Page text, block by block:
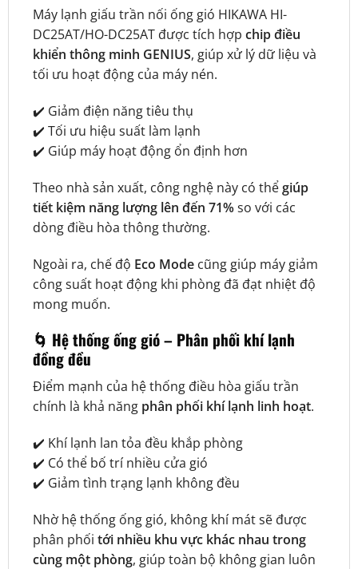
Máy lạnh giấu trần nối ống gió HIKAWA HI-
DC25AT/HO-DC25AT được tích hợp chip điều
khiển thông minh GENIUS, giúp xử lý dữ liệu và
tối ưu hoạt động của máy nén.
✔️ Giảm điện năng tiêu thụ
✔️ Tối ưu hiệu suất làm lạnh
✔️ Giúp máy hoạt động ổn định hơn
Theo nhà sản xuất, công nghệ này có thểgiúp
tiết kiệm năng lượng lên đến 71%so với các
dòng điều hòa thông thường.
Ngoài ra, chế độ Eco Modecũng giúp máy giảm
công suất hoạt động khi phòng đã đạt nhiệt độ
mong muốn.
🌀 Hệ thống ống gió – Phân phối khí lạnh
đồng đều
Điểm mạnh của hệ thống điều hòa giấu trần
chính là khả năng phân phối khí lạnh linh hoạt.
✔️ Khí lạnh lan tỏa đều khắp phòng
✔️ Có thể bố trí nhiều cửa gió
✔️ Giảm tình trạng lạnh không đều
Nhờ hệ thống ống gió, không khí mát sẽ được
phân phối tới nhiều khu vực khác nhau trong
cùng một phòng, giúp toàn bộ không gian luôn